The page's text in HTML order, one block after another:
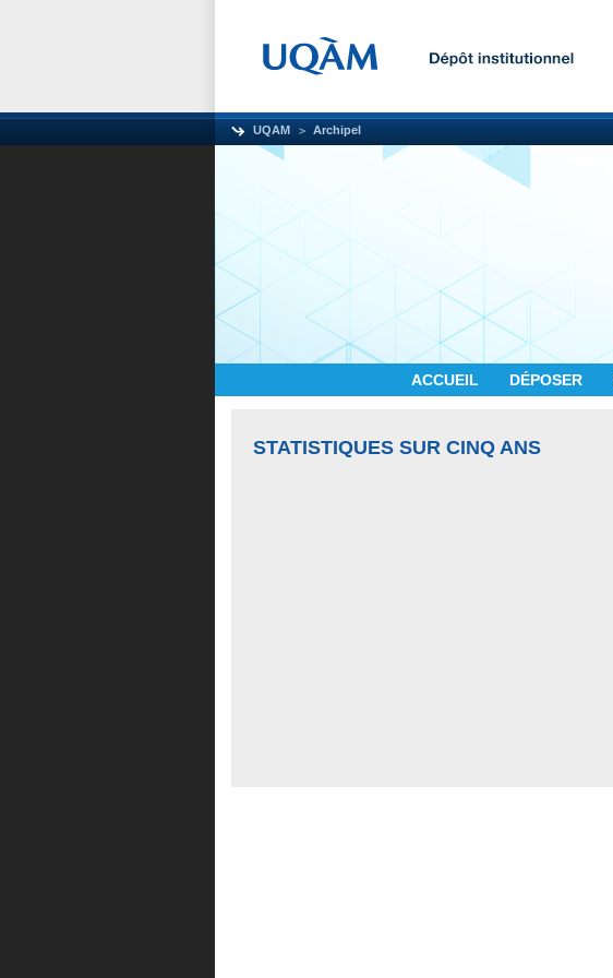
UQAM Archipel
ACCUEIL DÉPOSER
STATISTIQUES SUR CINQ ANS